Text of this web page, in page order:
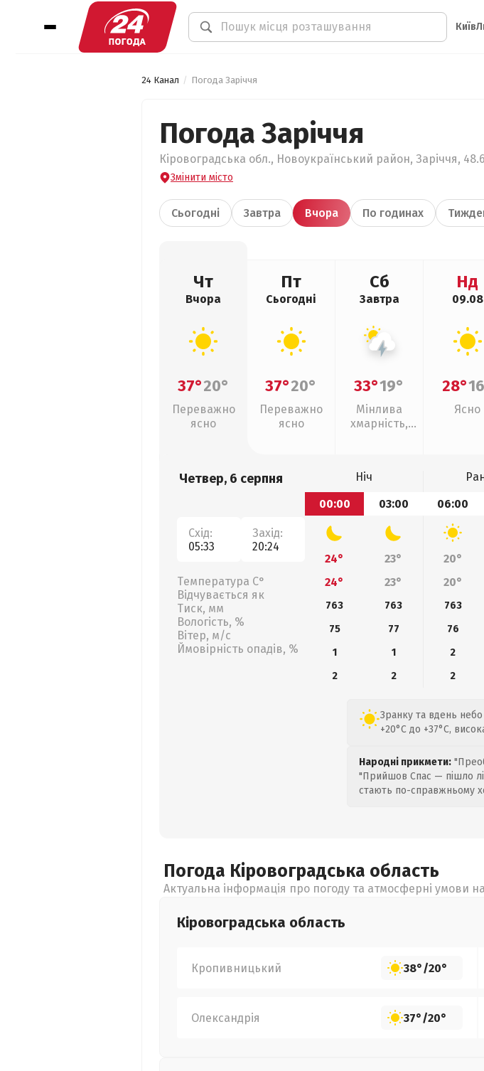
Київ
24 Канал Погода Заріччя
Погода Заріччя
Кіровоградська обл., Новоукраїнський район, Заріччя,
Змінити місто
Сьогодні Завтра Вчора По годинах
Чт
Вчора
37°20°
Переважно
ясно
Пт
Сьогодні
37°20°
Переважно
ясно
Сб
Завтра
33°19°
Мінлива
хмарність,
Нд
09.08
28°
Ясно
Четвер, 6 серпня
Схід:
05:33
Захід:
20:24
Температура С°
Відчувається як
Тиск, мм
Вологість, %
Вітер, м/с
Ймовірність опадів, %
Ніч
00:00
03:00 06:00
24° 23° 20°
24°
23° 20°
763 763 763
75
77 76
1
1 2
2
2 2
Зранку та вдень
+20°C до +37°C,
Народні прикмети:
"Прийшов Спас — пішло
стають по-справжньому
Погода Кіровоградська область
Актуальна інформація про погоду та атмосферні умови на
Кіровоградська область
Кропивницький 38°/20°
Олександрія 37°/20°